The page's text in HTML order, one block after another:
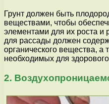
Грунт должен быть
веществами, чтобы
элементами для их роста и
для рассады должен
органического вещества, а
необходимых для
2.